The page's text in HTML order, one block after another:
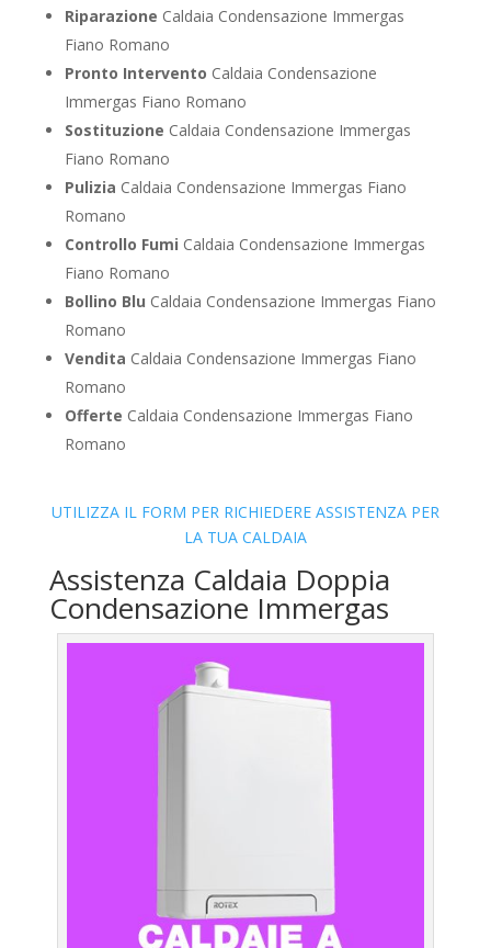
Riparazione Caldaia Condensazione Immergas
Fiano Romano
Pronto Intervento Caldaia Condensazione
Immergas Fiano Romano
Sostituzione Caldaia Condensazione Immergas
Fiano Romano
Pulizia Caldaia Condensazione Immergas Fiano
Romano
Controllo Fumi Caldaia Condensazione Immergas
Fiano Romano
Bollino Blu Caldaia Condensazione Immergas Fiano
Romano
Vendita Caldaia Condensazione Immergas Fiano
Romano
Offerte Caldaia Condensazione Immergas Fiano
Romano
UTILIZZA IL FORM PER RICHIEDERE ASSISTENZA PER
LA TUA CALDAIA
Assistenza Caldaia Doppia
Condensazione Immergas